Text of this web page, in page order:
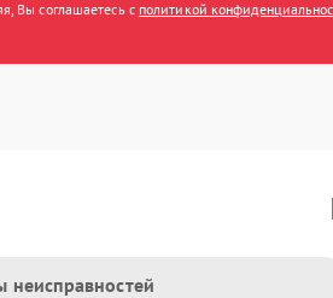
Вы соглашаетесь с политикой
неисправностей